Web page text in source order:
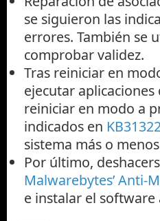
se siguieron las
errores. También se
comprobar validez.
Tras reiniciar en
ejecutar
reiniciar en modo a
indicados en
sistema más o
Por último,
Malwarebytes’ Anti-
e instalar el